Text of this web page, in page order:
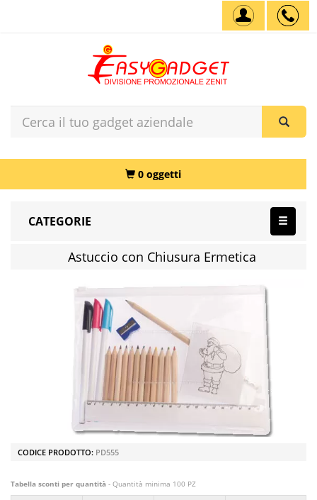
0 oggetti
CATEGORIE
Astuccio con Chiusura Ermetica
CODICE PRODOTTO: PD555
Tabella sconti per quantità - Quantità minima 100 PZ